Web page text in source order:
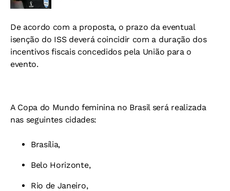
De acordo com a proposta, o prazo da eventual
isenção do ISS deverá coincidir com a duração dos
incentivos fiscais concedidos pela União para o
evento.
A Copa do Mundo feminina no Brasil será realizada
nas seguintes cidades:
Brasília,
Belo Horizonte,
Rio de Janeiro,